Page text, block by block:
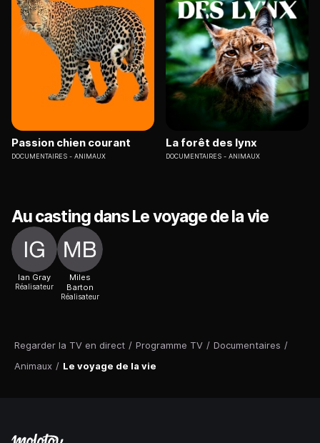
Regarder la TV en direct / Programme TV / Documentaires /
Animaux / Le voyage de la vie
Passion chien courant
DOCUMENTAIRES ANIMAUX
La forêt des lynx
DOCUMENTAIRES ANIMAUX
Au casting dans Le voyage de la vie
Ian Gray
Réalisateur
Miles
Barton
Réalisateur